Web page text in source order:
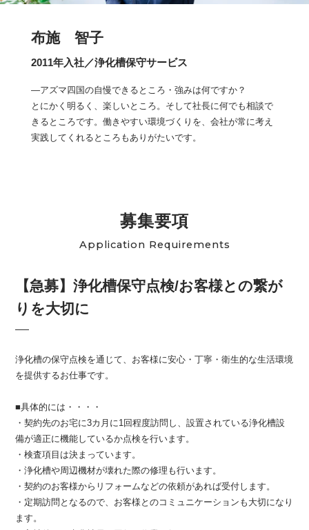
布施 智子
2011年入社／浄化槽保守サービス
―アズマ四国の自慢できるところ・強みは何ですか？
とにかく明るく、楽しいところ。そして社長に何でも相談で
きるところです。働きやすい環境づくりを、会社が常に考え
実践してくれるところもありがたいです。
募集要項
Application Requirements
【急募】浄化槽保守点検/お客様との繋が
りを大切に
浄化槽の保守点検を通じて、お客様に安心・丁寧・衛生的な生活環境
を提供するお仕事です。
■具体的には・・・・
・契約先のお宅に3カ月に1回程度訪問し、設置されている浄化槽設
備が適正に機能しているか点検を行います。
・検査項目は決まっています。
・浄化槽や周辺機材が壊れた際の修理も行います。
・契約のお客様からリフォームなどの依頼があれば受付します。
・定期訪問となるので、お客様とのコミュニケーションも大切になり
ます。